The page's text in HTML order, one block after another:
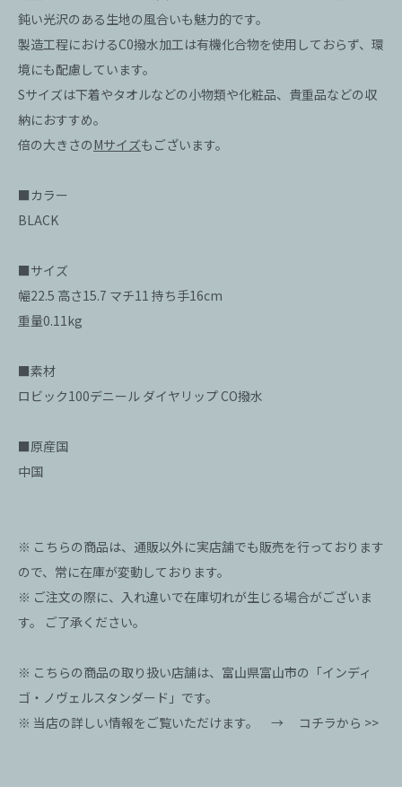
鈍い光沢のある生地の風合いも魅力的です。
製造工程におけるC0撥水加工は有機化合物を使用しておらず、環
境にも配慮しています。
Sサイズは下着やタオルなどの小物類や化粧品、貴重品などの収
納におすすめ。
倍の大きさのMサイズもございます。
■カラー
BLACK
■サイズ
幅22.5 高さ15.7 マチ11 持ち手16cm
重量0.11kg
■素材
ロビック100デニール ダイヤリップ CO撥水
■原産国
中国
※ こちらの商品は、通販以外に実店舗でも販売を行っております
ので、常に在庫が変動しております。
※ ご注文の際に、入れ違いで在庫切れが生じる場合がございま
す。 ご了承ください。
※ こちらの商品の取り扱い店舗は、富山県富山市の「インディ
ゴ・ノヴェルスタンダード」です。
※ 当店の詳しい情報をご覧いただけます。 → コチラから >>